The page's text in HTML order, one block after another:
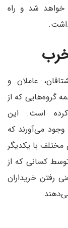
خواهد شد و راه
عاملان و
گروه‌هایی که از
کرده است. این
وجود می‌آورند که
با یکدیگر
کسانی که از
رفتن خریداران